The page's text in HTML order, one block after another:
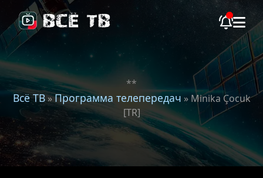
**
Всё ТВ»Программа телепередач » Minika Çocuk
[TR]